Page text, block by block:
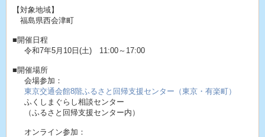
【対象地域】
福島県西会津町
■開催日程
令和7年5月10日(土) 11:00～17:00
■開催場所
会場参加：
東京交通会館8階ふるさと回帰支援センター（東京・有楽町）
ふくしまぐらし相談センター
（ふるさと回帰支援センター内）
オンライン参加：